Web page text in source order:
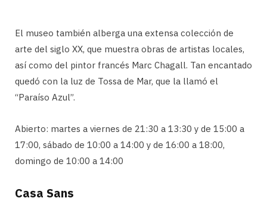
El museo también alberga una extensa colección de
arte del siglo XX, que muestra obras de artistas locales,
así como del pintor francés Marc Chagall. Tan encantado
quedó con la luz de Tossa de Mar, que la llamó el
“Paraíso Azul”.
Abierto: martes a viernes de 21:30 a 13:30 y de 15:00 a
17:00, sábado de 10:00 a 14:00 y de 16:00 a 18:00,
domingo de 10:00 a 14:00
Casa Sans